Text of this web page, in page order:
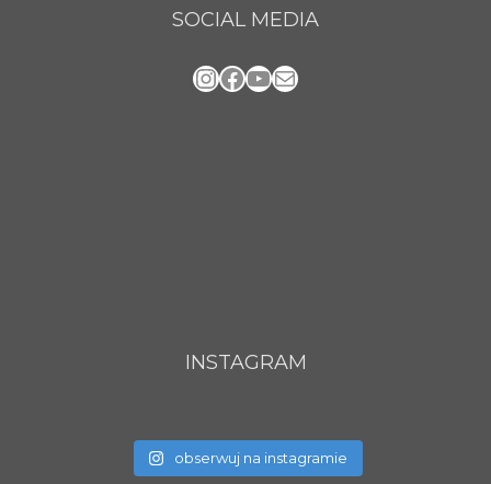
SOCIAL MEDIA
Instagram
Facebook
YouTube
Mail
INSTAGRAM
obserwuj na instagramie